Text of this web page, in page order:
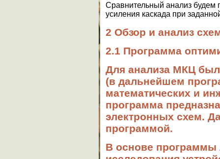
Сравнительный анализ будем
усиления каскада при
2 Обзор и анализ
2.1 Программа
Для анализа МКЦ
(в дальнейшем
математических и
программа
электронных схем.
программой.
В основе программы